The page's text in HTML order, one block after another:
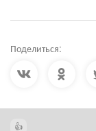
Поделиться: